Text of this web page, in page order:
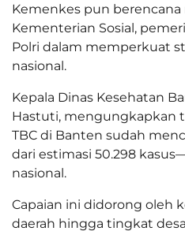
Kemenkes pun
Kementerian Sosial,
Polri dalam memperkuat
nasional.
Kepala Dinas Kesehatan
Hastuti, mengungkapkan
TBC di Banten sudah
dari estimasi 50.298
nasional.
Capaian ini didorong oleh
daerah hingga tingkat